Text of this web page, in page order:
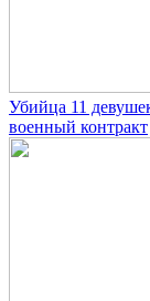
Убийца 11
военный контракт